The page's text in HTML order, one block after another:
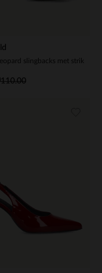
slingbacks met strik
110.00